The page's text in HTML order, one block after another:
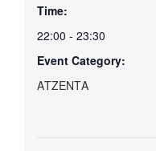
Time:
22:00 - 23:30
Event Category:
ΑΤΖΕΝΤΑ